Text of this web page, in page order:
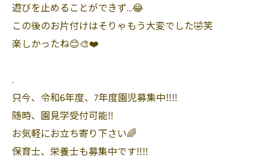
遊びを止めることができず…😂
この後のお片付けはそりゃもう大変でした🤣笑
楽しかったね😊🎨❤️
.
只今、令和6年度、7年度園児募集中‼️‼️
随時、園見学受付可能‼️
お気軽にお立ち寄り下さい🌈
保育士、栄養士も募集中です‼️‼️